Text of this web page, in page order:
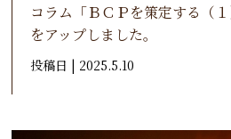
コラム「ＢＣＰを策定する（
をアップしました。
投稿日 | 2025.5.10